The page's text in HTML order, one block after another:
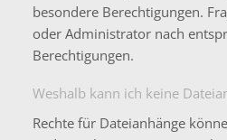
besondere Berechtigungen.
oder Administrator nach
Berechtigungen.
Weshalb kann ich keine
Rechte für Dateianhänge